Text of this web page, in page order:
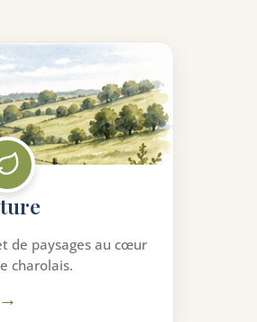
de paysages au cœur
charolais.
→